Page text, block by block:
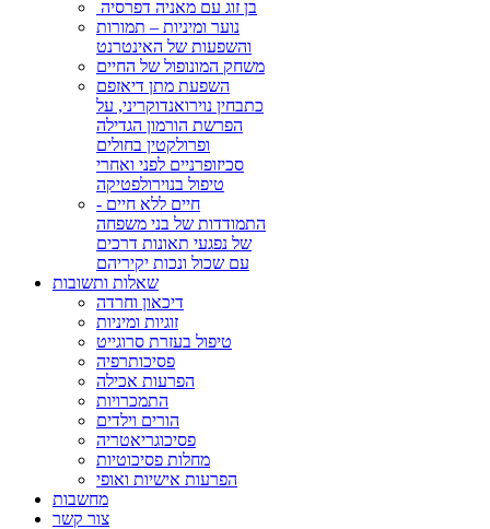
בן זוג עם מאניה דפרסיה ‏
נוער ומיניות – תמורות
והשפעות של האינטרנט
משחק המונופול של החיים
השפעת מתן דיאזפם
כתבחין נוירואנדוקריני, על
הפרשת הורמון הגדילה
ופרולקטין בחולים
סכיזופרניים לפני ואחרי
טיפול בנוירולפטיקה
חיים ללא חיים -
התמודדות של בני משפחה
של נפגעי תאונות דרכים
עם שכול ונכות יקיריהם
שאלות ותשובות
דיכאון וחרדה
זוגיות ומיניות
טיפול בעזרת סרוגייט
פסיכותרפיה
הפרעות אכילה
התמכרויות
הורים וילדים
פסיכוגריאטריה
מחלות פסיכוטיות
הפרעות אישיות ואופי
מחשבות
צור קשר